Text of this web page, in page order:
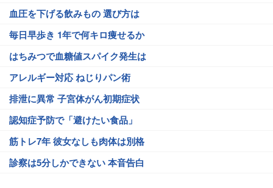
血圧を下げる飲みもの 選び方は
毎日早歩き 1年で何キロ痩せるか
はちみつで血糖値スパイク発生は
アレルギー対応 ねじりパン術
排泄に異常 子宮体がん初期症状
認知症予防で「避けたい食品」
筋トレ7年 彼女なしも肉体は別格
診察は5分しかできない 本音告白